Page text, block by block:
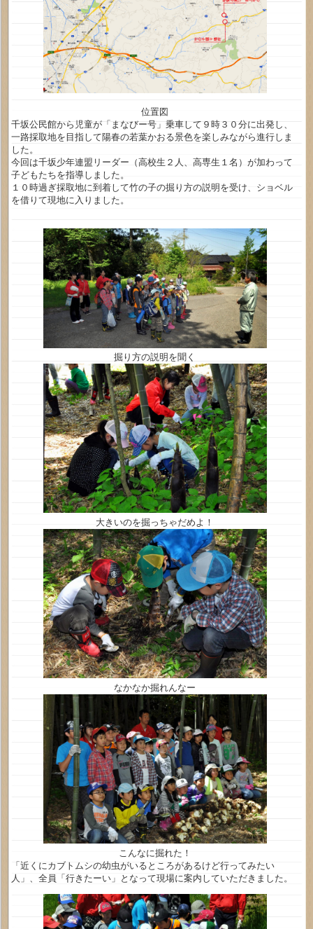
位置図
千坂公民館から児童が「まなびー号」乗車して９時３０分に出発し、
一路採取地を目指して陽春の若葉かおる景色を楽しみながら進行しま
した。
今回は千坂少年連盟リーダー（高校生２人、高専生１名）が加わって
子どもたちを指導しました。
１０時過ぎ採取地に到着して竹の子の掘り方の説明を受け、ショベル
を借りて現地に入りました。
掘り方の説明を聞く
大きいのを掘っちゃだめよ！
なかなか掘れんなー
こんなに掘れた！
「近くにカブトムシの幼虫がいるところがあるけど行ってみたい
人」、全員「行きたーい」となって現場に案内していただきました。